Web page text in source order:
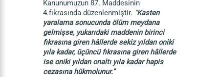
Kanunumuzun 87. Maddesinin
4.fıkrasında düzenlenmiştir. “Kasten
yaralama sonucunda ölüm meydana
gelmişse, yukarıdaki maddenin birinci
fıkrasına giren hâllerde sekiz yıldan oniki
yıla kadar, üçüncü fıkrasına giren hâllerde
ise oniki yıldan onaltı yıla kadar hapis
cezasına hükmolunur.”